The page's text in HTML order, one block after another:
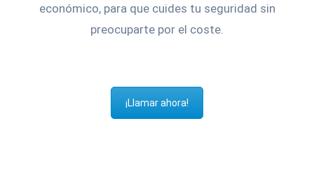
económico, para que cuides tu seguridad sin
preocuparte por el coste.
¡Llamar ahora!